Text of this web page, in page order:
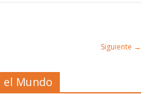
Siguiente →
el Mundo